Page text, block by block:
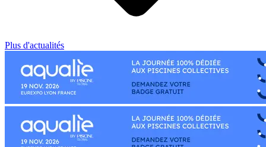
Plus d'actualités